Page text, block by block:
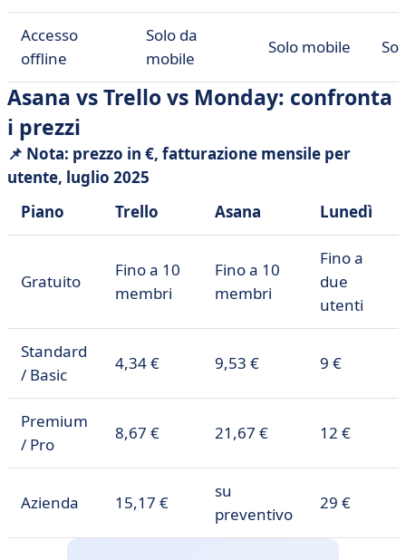
Accesso
offline
Solo da
mobile
Solo mobile
Asana vs Trello vs Monday: confronta
i prezzi
📌 Nota: prezzo in €, fatturazione mensile per
utente, luglio 2025
Piano
Trello Asana Lunedì
Gratuito
Fino a 10
membri
Fino a 10
membri
Fino a
due
utenti
Standard
/ Basic
4,34 € 9,53 € 9 €
Premium
/ Pro
8,67 € 21,67 € 12 €
Azienda 15,17 €
su
preventivo
29 €